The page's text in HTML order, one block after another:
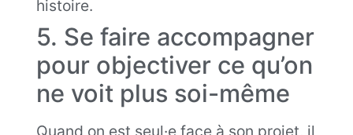
histoire.
5. Se faire accompagner
pour objectiver ce qu’on
ne voit plus soi-même